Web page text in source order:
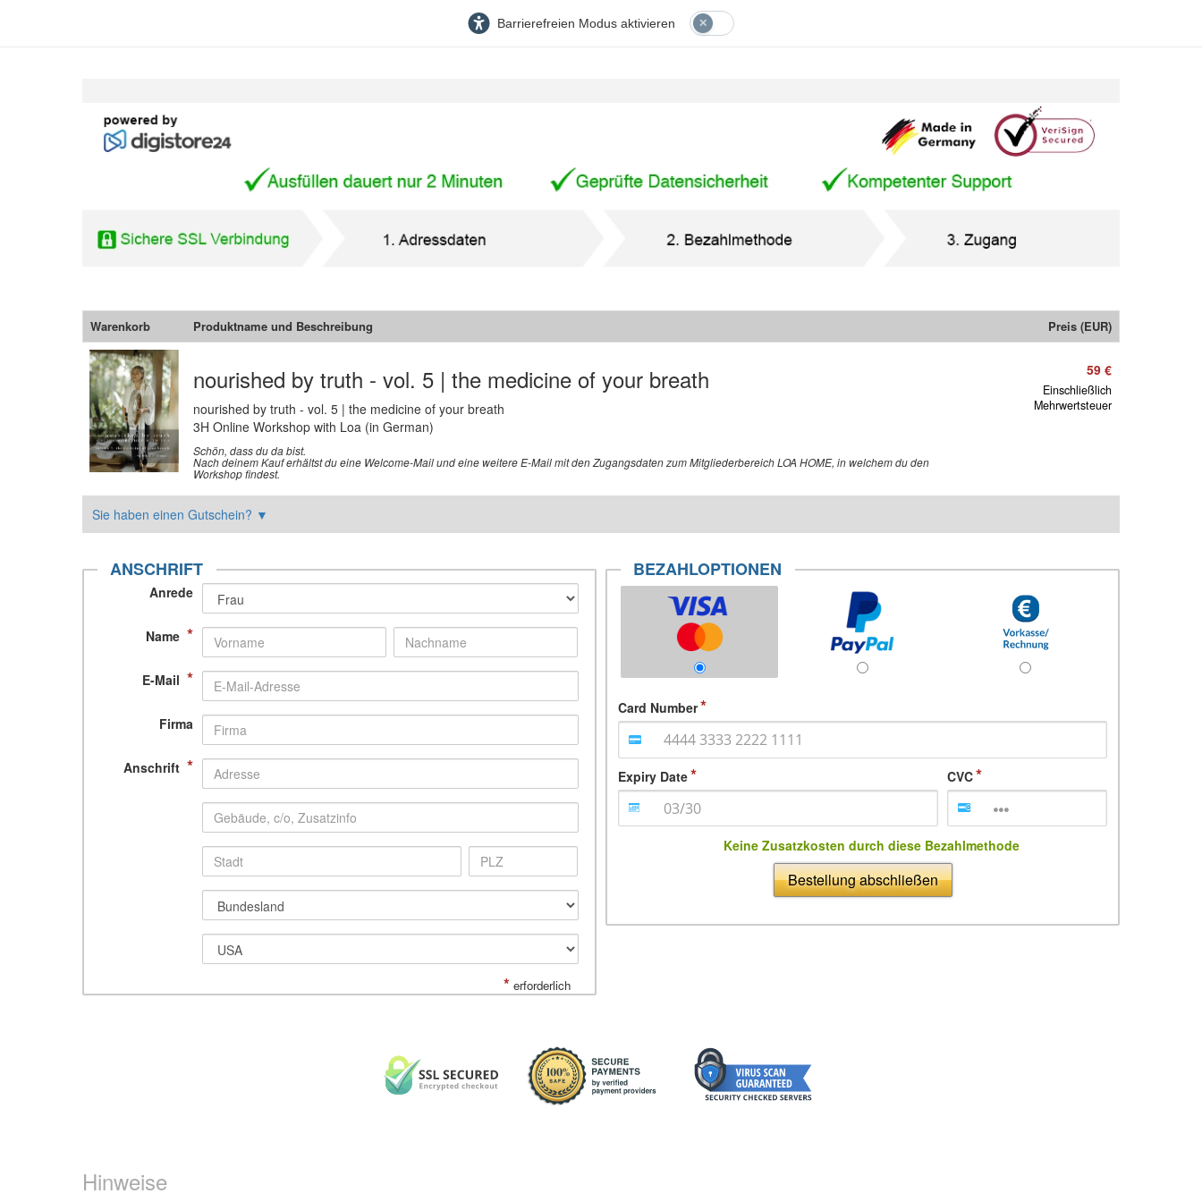
Barrierefreien Modus aktivieren
Warenkorb Produktname und Beschreibung Preis (EUR)
nourished by truth - vol. 5 | the medicine of your breath
nourished by truth - vol. 5 | the medicine of your breath
3H Online Workshop with Loa (in German)
Schön, dass du da bist.
Nach deinem Kauf erhältst du eine Welcome-Mail und eine weitere E-Mail mit den Zugangsdaten zum Mitgliederbereich LOA HOME, in welchem du den
Workshop findest.
59 €
Einschließlich
Mehrwertsteuer
Sie haben einen Gutschein? ▼
ANSCHRIFT
Anrede
Name *
E-Mail *
Firma
Anschrift *
* erforderlich
BEZAHLOPTIONEN
Card Number
Expiry Date CVC
Keine Zusatzkosten durch diese Bezahlmethode
Bestellung abschließen
Hinweise